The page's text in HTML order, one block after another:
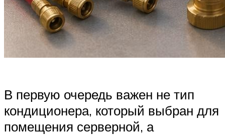
В первую очередь важен не тип
кондиционера, который выбран для
помещения серверной, а